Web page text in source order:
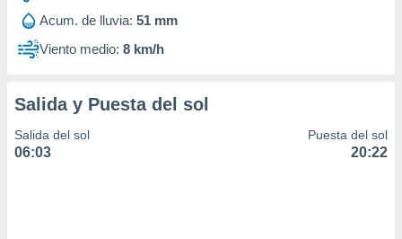
Acum. de lluvia: 51 mm
Viento medio: 8 km/h
Salida y Puesta del sol
Salida del sol
06:03
Puesta del sol
20:22